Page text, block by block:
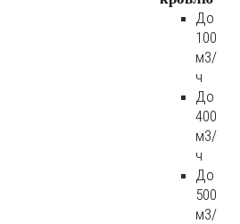
До
100
м3/
ч
До
400
м3/
ч
До
500
м3/